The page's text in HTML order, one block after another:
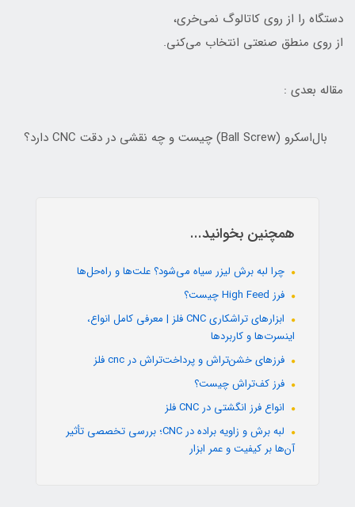
دستگاه را از روی کاتالوگ نمی‌خری،
از روی منطق صنعتی انتخاب می‌کنی.
مقاله بعدی :
بال‌اسکرو (Ball Screw) چیست و چه نقشی در دقت CNC دارد؟
همچنین بخوانید...
چرا لبه برش لیزر سیاه می‌شود؟ علت‌ها و راه‌حل‌ها
فرز High Feed چیست؟
ابزارهای تراشکاری CNC فلز | معرفی کامل انواع،
اینسرت‌ها و کاربردها
فرزهای خشن‌تراش و پرداخت‌تراش در cnc فلز
فرز کف‌تراش چیست؟
انواع فرز انگشتی در CNC فلز
لبه برش و زاویه براده در CNC؛ بررسی تخصصی تأثیر
آن‌ها بر کیفیت و عمر ابزار